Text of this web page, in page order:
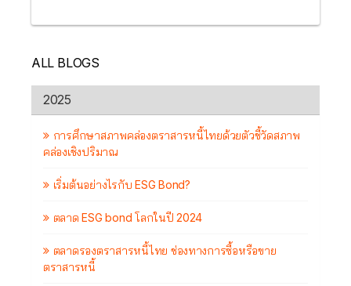
ALL BLOGS
2025
การศึกษาสภาพคล่องตราสารหนี้ไทยด้วยตัวชี้วัดสภาพ
คล่องเชิงปริมาณ
เริ่มต้นอย่างไรกับ ESG Bond?
ตลาด ESG bond โลกในปี 2024
ตลาดรองตราสารหนี้ไทย ช่องทางการซื้อหรือขาย
ตราสารหนี้